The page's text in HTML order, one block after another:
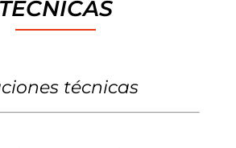
TECNICAS
técnicas